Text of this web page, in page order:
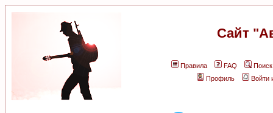
Сайт
Правила FAQ
Поиск
Профиль
Войти